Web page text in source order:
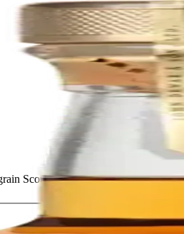
Scotch whiskies, matured for at